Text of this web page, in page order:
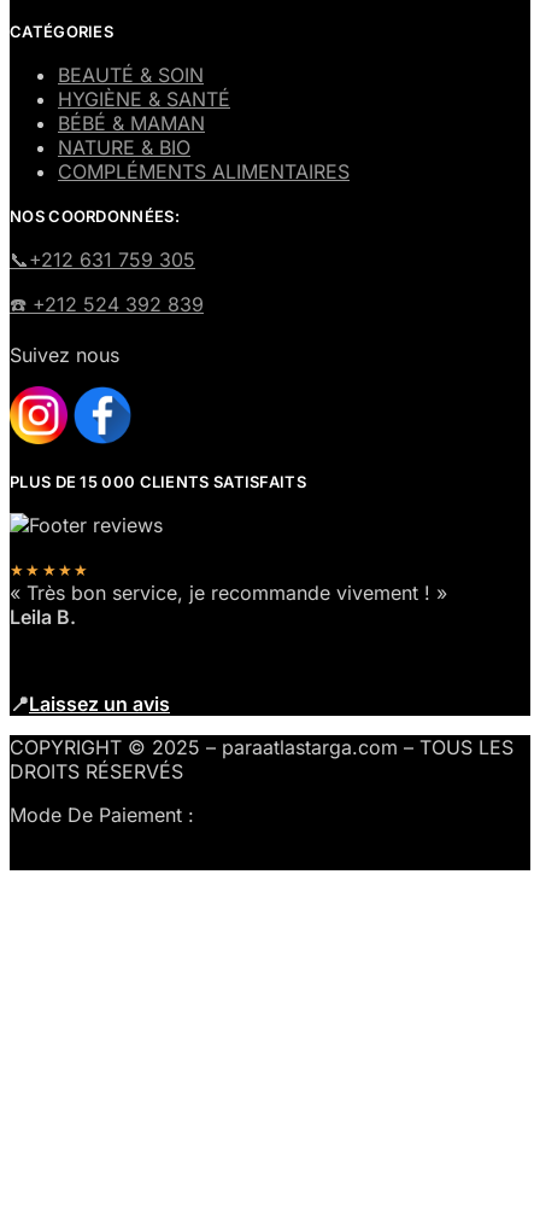
CATÉGORIES
BEAUTÉ & SOIN
HYGIÈNE & SANTÉ
BÉBÉ & MAMAN
NATURE & BIO
COMPLÉMENTS ALIMENTAIRES
NOS COORDONNÉES:
​📞+212 631 759 305
☎️​ +212 524 392 839
Suivez nous
PLUS DE 15 000 CLIENTS SATISFAITS
★★★★★
« Très bon service, je recommande vivement ! »
Leila B.
📍Laissez un avis
COPYRIGHT © 2025 – paraatlastarga.com – TOUS LES
DROITS RÉSERVÉS
Mode De Paiement :